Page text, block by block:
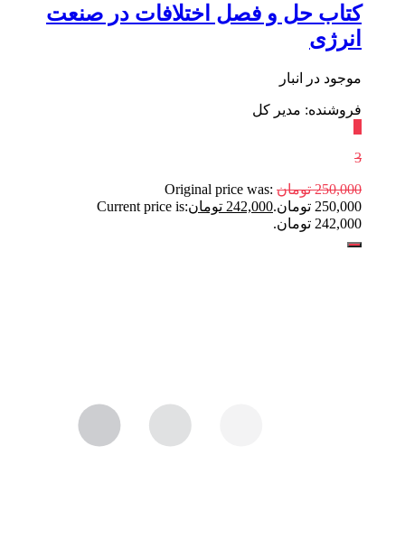
کتاب حل و فصل اختلافات در صنعت
انرژی
موجود در انبار
فروشنده: مدیر کل
3
250,000 تومان Original price was:
250,000 تومان.
242,000 تومانCurrent price is:
242,000 تومان.